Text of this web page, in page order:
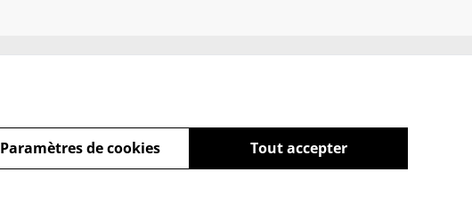
Tout accepter
Paramètres de cookies